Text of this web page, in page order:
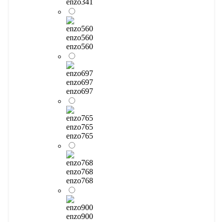
enzo341
enzo560
enzo560
enzo697
enzo697
enzo765
enzo765
enzo768
enzo768
enzo900